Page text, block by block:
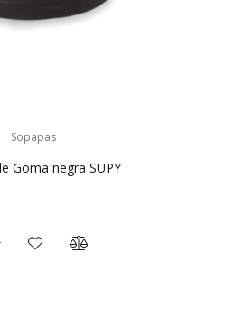
Sopapas
Goma negra SUPY